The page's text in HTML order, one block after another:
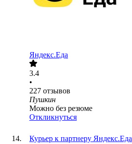
Яндекс.Еда
3.4
•
227 отзывов
Пушкин
Можно без резюме
Откликнуться
Курьер к партнеру Яндекс.Еда